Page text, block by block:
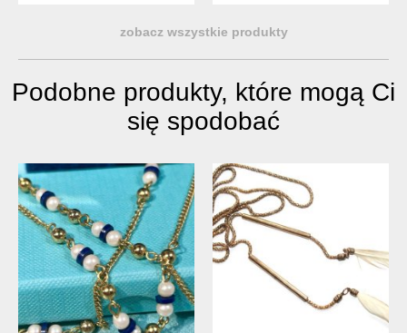
zobacz wszystkie produkty
Podobne produkty, które mogą Ci
się spodobać